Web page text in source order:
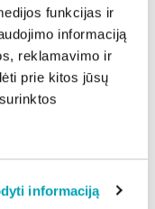
funkcijas ir
informaciją
reklamavimo ir
prie kitos jūsų
informaciją
patirtį,
ir gyvūnus, jų
tako,
take!